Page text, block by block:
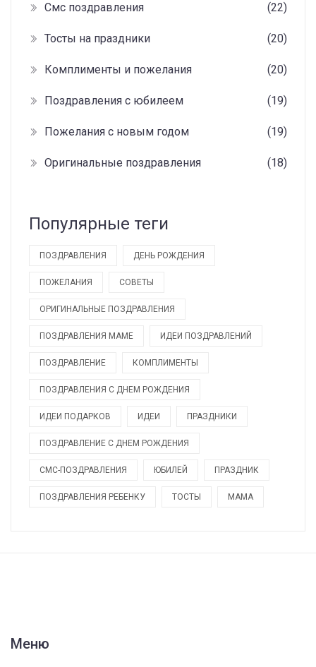
Смс поздравления (22)
Тосты на праздники (20)
Комплименты и пожелания (20)
Поздравления с юбилеем (19)
Пожелания с новым годом (19)
Оригинальные поздравления (18)
Популярные теги
ПОЗДРАВЛЕНИЯ ДЕНЬ РОЖДЕНИЯ
ПОЖЕЛАНИЯ СОВЕТЫ
ОРИГИНАЛЬНЫЕ ПОЗДРАВЛЕНИЯ
ПОЗДРАВЛЕНИЯ МАМЕ ИДЕИ ПОЗДРАВЛЕНИЙ
ПОЗДРАВЛЕНИЕ КОМПЛИМЕНТЫ
ПОЗДРАВЛЕНИЯ С ДНЕМ РОЖДЕНИЯ
ИДЕИ ПОДАРКОВ ИДЕИ ПРАЗДНИКИ
ПОЗДРАВЛЕНИЕ С ДНЕМ РОЖДЕНИЯ
СМС-ПОЗДРАВЛЕНИЯ ЮБИЛЕЙ ПРАЗДНИК
ПОЗДРАВЛЕНИЯ РЕБЕНКУ ТОСТЫ МАМА
Меню